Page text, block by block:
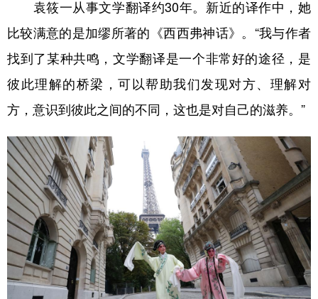
袁筱一从事文学翻译约30年。新近的译作中，她
比较满意的是加缪所著的《西西弗神话》。“我与作者
找到了某种共鸣，文学翻译是一个非常好的途径，是
彼此理解的桥梁，可以帮助我们发现对方、理解对
方，意识到彼此之间的不同，这也是对自己的滋养。”